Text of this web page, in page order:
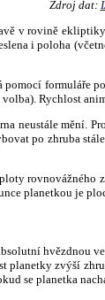
Zdroj dat:
v rovině
i poloha
formuláře
Rychlost
neustále
po zhruba
rovnovážného
planetkou je
hvězdnou
planetky zvýší
se planetka